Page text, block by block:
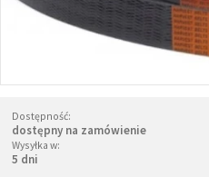
Dostępność:
dostępny na zamówienie
Wysyłka w:
5 dni